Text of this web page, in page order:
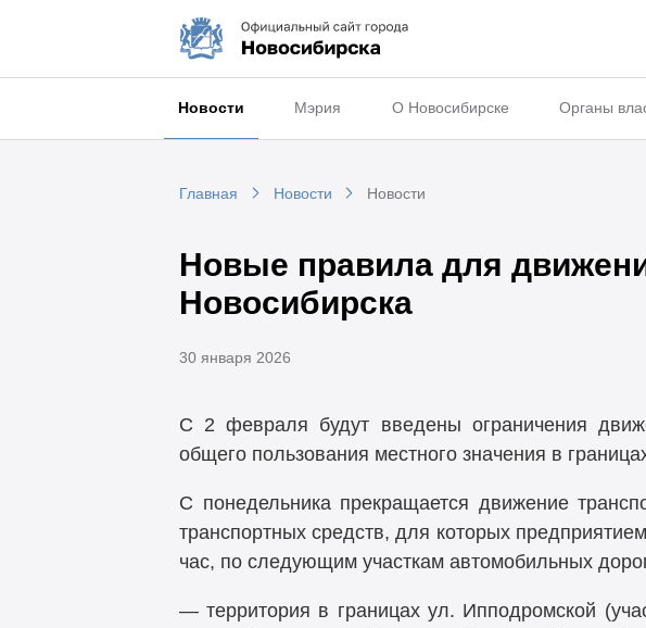
Новости Мэрия О Новосибирске Органы
Главная Новости Новости
Новые правила для
Новосибирска
30 января 2026
С 2 февраля будут введены ограничения
общего пользования местного значения в
С понедельника прекращается движение
транспортных средств, для которых
час, по следующим участкам автомобильных
— территория в границах ул. Ипподромской